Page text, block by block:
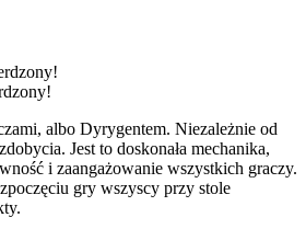
albo Dyrygentem. Niezależnie od
Jest to doskonała mechanika,
i zaangażowanie wszystkich graczy.
gry wszyscy przy stole